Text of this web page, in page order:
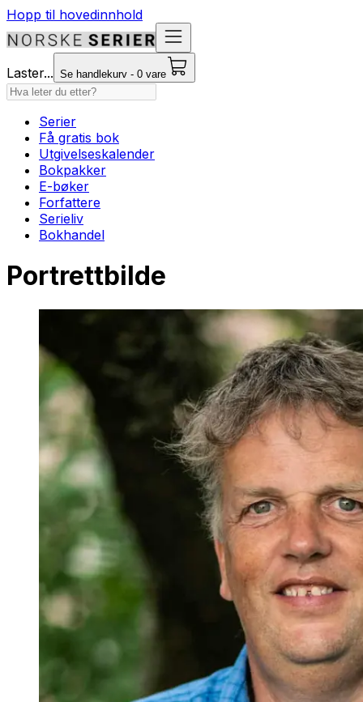
Hopp til hovedinnhold
Laster... Se handlekurv - 0 vare
Serier
Få gratis bok
Utgivelseskalender
Bokpakker
E-bøker
Forfattere
Serieliv
Bokhandel
Portrettbilde